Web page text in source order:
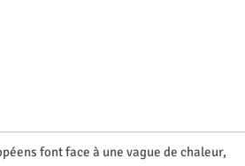
font face à une vague de chaleur,